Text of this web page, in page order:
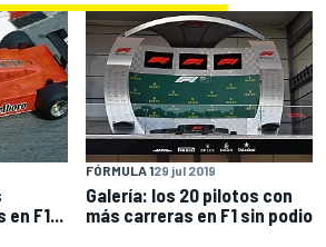
F1...
FÓRMULA 129 jul 2019
Galería: los 20 pilotos con
más carreras en F1 sin podio